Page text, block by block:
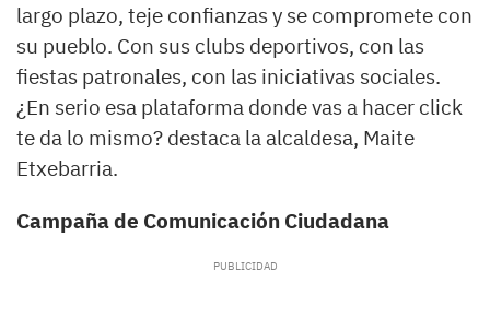
largo plazo, teje confianzas y se compromete con
su pueblo. Con sus clubs deportivos, con las
fiestas patronales, con las iniciativas sociales.
¿En serio esa plataforma donde vas a hacer click
te da lo mismo? destaca la alcaldesa, Maite
Etxebarria.
Campaña de Comunicación Ciudadana